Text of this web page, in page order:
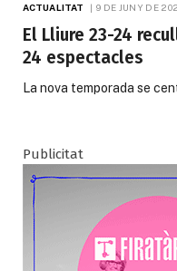
ACTUALITAT 9 DE JUNY DE
El Lliure 23-24
24 espectacles
La nova temporada se
Publicitat